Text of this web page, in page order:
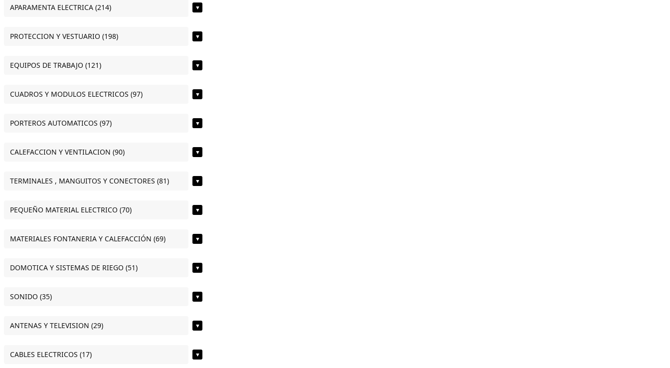
APARAMENTA ELECTRICA (214) ▼
PROTECCION Y VESTUARIO (198) ▼
EQUIPOS DE TRABAJO (121) ▼
CUADROS Y MODULOS ELECTRICOS (97) ▼
PORTEROS AUTOMATICOS (97) ▼
CALEFACCION Y VENTILACION (90) ▼
TERMINALES , MANGUITOS Y CONECTORES (81) ▼
PEQUEÑO MATERIAL ELECTRICO (70) ▼
MATERIALES FONTANERIA Y CALEFACCIÓN (69) ▼
DOMOTICA Y SISTEMAS DE RIEGO (51) ▼
SONIDO (35) ▼
ANTENAS Y TELEVISION (29) ▼
CABLES ELECTRICOS (17) ▼